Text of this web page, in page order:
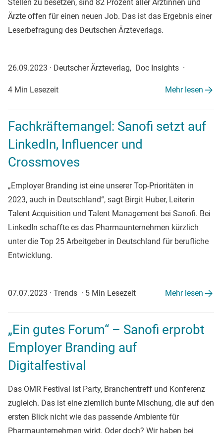
Stellen zu besetzen, sind 82 Prozent aller Ärztinnen und
Ärzte offen für einen neuen Job. Das ist das Ergebnis einer
Leserbefragung des Deutschen Ärzteverlags.
26.09.2023 · Deutscher Ärzteverlag, Doc Insights ·
4 Min Lesezeit Mehr lesen
Fachkräftemangel: Sanofi setzt auf
LinkedIn, Influencer und
Crossmoves
„Employer Branding ist eine unserer Top-Prioritäten in
2023, auch in Deutschland“, sagt Birgit Huber, Leiterin
Talent Acquisition und Talent Management bei Sanofi. Bei
LinkedIn schaffte es das Pharmaunternehmen kürzlich
unter die Top 25 Arbeitgeber in Deutschland für berufliche
Entwicklung.
07.07.2023 · Trends · 5 Min Lesezeit Mehr lesen
„Ein gutes Forum“ – Sanofi erprobt
Employer Branding auf
Digitalfestival
Das OMR Festival ist Party, Branchentreff und Konferenz
zugleich. Das ist eine ziemlich bunte Mischung, die auf den
ersten Blick nicht wie das passende Ambiente für
Pharmaunternehmen wirkt. Oder doch? Wir haben bei